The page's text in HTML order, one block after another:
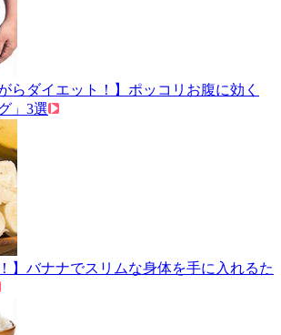
らダイエット！】ポッコリお腹に効く
」3選
】バナナでスリムな身体を手に入れるた